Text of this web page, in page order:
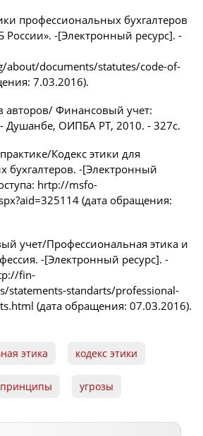
профессиональных бухгалтеров
-[Электронный ресурс]. -
documents/statutes/code-of-
7.03.2016).
авторов/ Финансовый учет:
Душанбе, ОИПБА РТ, 2010. - 327с.
Кодекс этики для
бухгалтеров. -[Электронный
hrtp://msfo-
(дата обращения:
учет/Профессиональная этика и
-[Электронный ресурс]. -
fin-
statements-standarts/professional-
(дата обращения: 07.03.2016).
этика кодекс этики
принципы угрозы